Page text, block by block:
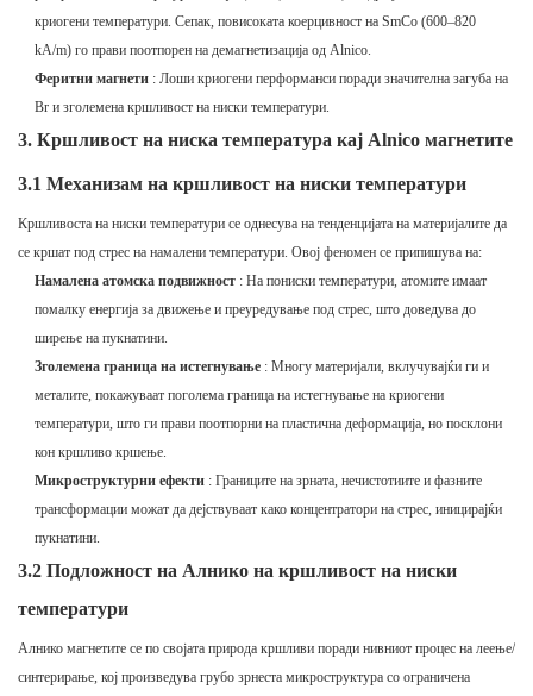
криогени температури. Сепак, повисоката коерцивност на SmCo (600–820
kA/m) го прави поотпорен на демагнетизација од Alnico.
Феритни магнети : Лоши криогени перформанси поради значителна загуба на
Br и зголемена кршливост на ниски температури.
3. Кршливост на ниска температура кај Alnico магнетите
3.1 Механизам на кршливост на ниски температури
Кршливоста на ниски температури се однесува на тенденцијата на материјалите да
се кршат под стрес на намалени температури. Овој феномен се припишува на:
Намалена атомска подвижност : На пониски температури, атомите имаат
помалку енергија за движење и преуредување под стрес, што доведува до
ширење на пукнатини.
Зголемена граница на истегнување : Многу материјали, вклучувајќи ги и
металите, покажуваат поголема граница на истегнување на криогени
температури, што ги прави поотпорни на пластична деформација, но посклони
кон кршливо кршење.
Микроструктурни ефекти : Границите на зрната, нечистотиите и фазните
трансформации можат да дејствуваат како концентратори на стрес, иницирајќи
пукнатини.
3.2 Подложност на Алнико на кршливост на ниски
температури
Алнико магнетите се по својата природа кршливи поради нивниот процес на леење/
синтерирање, кој произведува грубо зрнеста микроструктура со ограничена